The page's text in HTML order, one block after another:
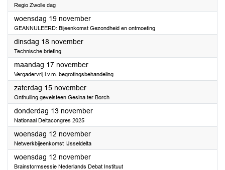
Regio Zwolle dag
woensdag 19 november2025
GEANNULEERD: Bijeenkomst Gezondheid en ontmoeting
dinsdag 18 november2025
Technische briefing
maandag 17 november2025
Vergadervrij i.v.m. begrotingsbehandeling
zaterdag 15 november2025
Onthulling gevelsteen Gesina ter Borch
donderdag 13 november2025
Nationaal Deltacongres 2025
woensdag 12 november2025
Netwerkbijeenkomst IJsseldelta
woensdag 12 november2025
Brainstormsessie Nederlands Debat Instituut